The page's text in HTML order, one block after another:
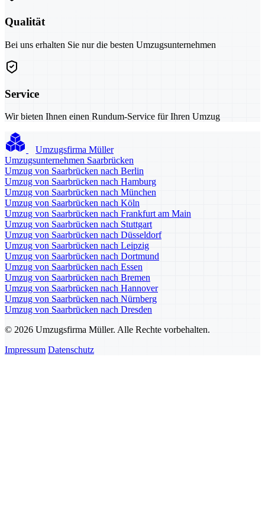
Qualität
Bei uns erhalten Sie nur die besten Umzugsunternehmen
Service
Wir bieten Ihnen einen Rundum-Service für Ihren Umzug
Umzugsfirma Müller
Umzugsunternehmen Saarbrücken
Umzug von Saarbrücken nach Berlin
Umzug von Saarbrücken nach Hamburg
Umzug von Saarbrücken nach München
Umzug von Saarbrücken nach Köln
Umzug von Saarbrücken nach Frankfurt am Main
Umzug von Saarbrücken nach Stuttgart
Umzug von Saarbrücken nach Düsseldorf
Umzug von Saarbrücken nach Leipzig
Umzug von Saarbrücken nach Dortmund
Umzug von Saarbrücken nach Essen
Umzug von Saarbrücken nach Bremen
Umzug von Saarbrücken nach Hannover
Umzug von Saarbrücken nach Nürnberg
Umzug von Saarbrücken nach Dresden
© 2026 Umzugsfirma Müller. Alle Rechte vorbehalten.
Impressum Datenschutz